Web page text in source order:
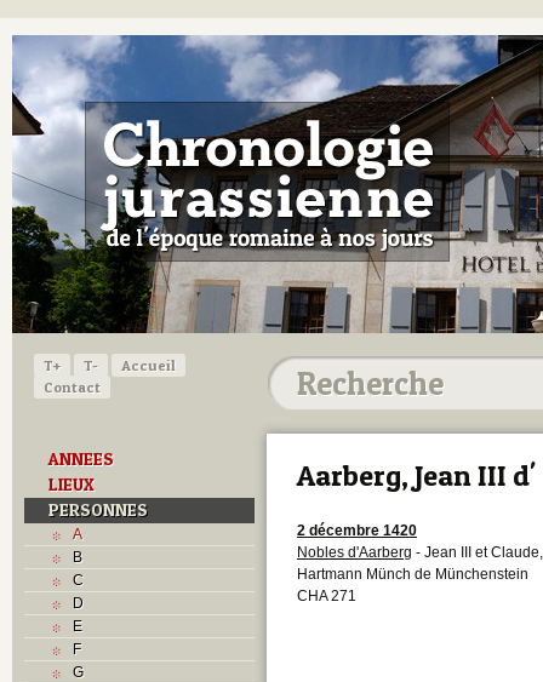
T+ T-
Accueil
Contact
ANNEES
LIEUX
PERSONNES
A
B
C
D
E
F
G
Aarberg, Jean III d'
2 décembre 1420
Nobles d'Aarberg - Jean III et
Hartmann Münch de Münchenstein
CHA 271